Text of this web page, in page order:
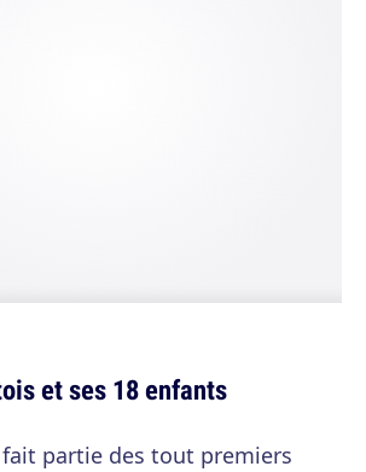
et ses 18 enfants
partie des tout premiers